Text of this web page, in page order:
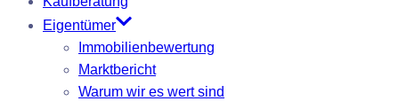
Eigentümer
Immobilienbewertung
Marktbericht
Warum wir es wert sind